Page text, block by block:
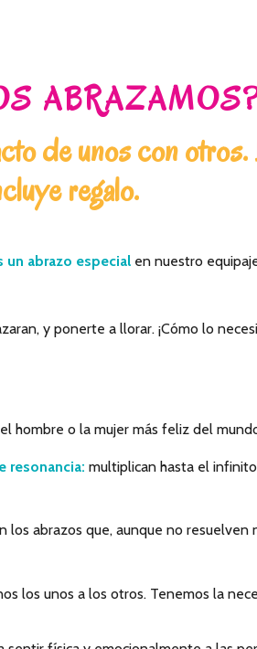
de unos con
regalo.
un abrazo especial en nuestro
y ponerte a llorar. ¡Cómo lo
hombre o la mujer más feliz del
resonancia: multiplican hasta el
abrazos que, aunque no resuelven
los unos a los otros. Tenemos la